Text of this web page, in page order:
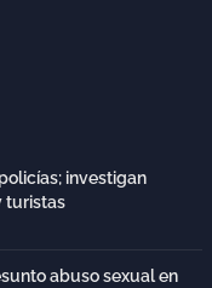
investigan
turistas
abuso sexual en